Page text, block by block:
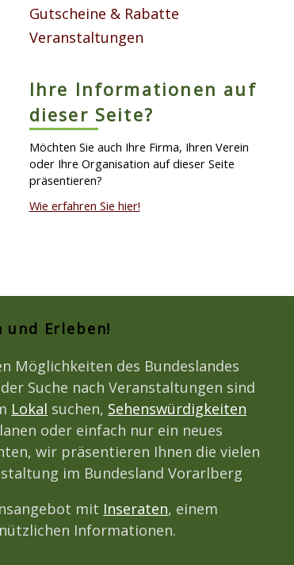
Gutscheine & Rabatte
Veranstaltungen
Ihre Informationen auf
dieser Seite?
Möchten Sie auch Ihre Firma, Ihren Verein
oder Ihre Organisation auf dieser Seite
präsentieren?
Wie erfahren Sie hier!
Erleben!
Möglichkeiten des Bundeslandes
Suche nach Veranstaltungen sind
Lokal suchen, Sehenswürdigkeiten
oder einfach nur ein neues
wir präsentieren Ihnen die vielen
im Bundesland Vorarlberg
mit Inseraten, einem
Informationen.